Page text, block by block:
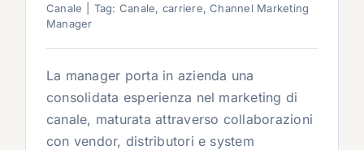
Canale
Tag: Canale, carriere,Channel Marketing
Manager
La manager porta in azienda una
consolidata esperienza nel marketing di
canale, maturata attraverso collaborazioni
con vendor, distributori e system